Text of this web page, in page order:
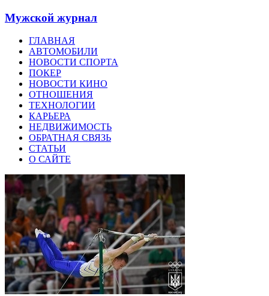
Мужской журнал
ГЛАВНАЯ
АВТОМОБИЛИ
НОВОСТИ СПОРТА
ПОКЕР
НОВОСТИ КИНО
ОТНОШЕНИЯ
ТЕХНОЛОГИИ
КАРЬЕРА
НЕДВИЖИМОСТЬ
ОБРАТНАЯ СВЯЗЬ
СТАТЬИ
О САЙТЕ